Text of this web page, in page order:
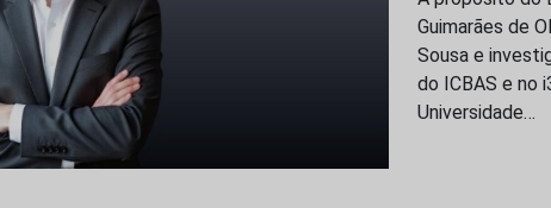
Guimarães de
Sousa e
do ICBAS e no
Universidade…